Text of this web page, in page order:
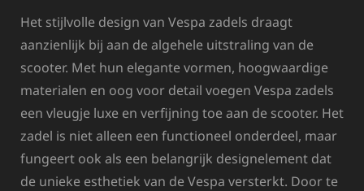
Het stijlvolle design van Vespa zadels draagt
aanzienlijk bij aan de algehele uitstraling van de
scooter. Met hun elegante vormen, hoogwaardige
materialen en oog voor detail voegen Vespa zadels
een vleugje luxe en verfijning toe aan de scooter. Het
zadel is niet alleen een functioneel onderdeel, maar
fungeert ook als een belangrijk designelement dat
de unieke esthetiek van de Vespa versterkt. Door te